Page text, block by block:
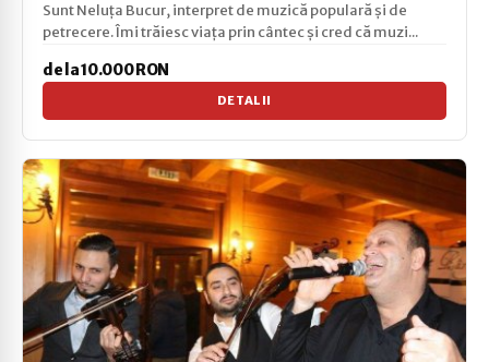
Sunt Neluța Bucur, interpret de muzică populară și de
petrecere. Îmi trăiesc viața prin cântec și cred că muzi...
de la 10.000 RON
DETALII